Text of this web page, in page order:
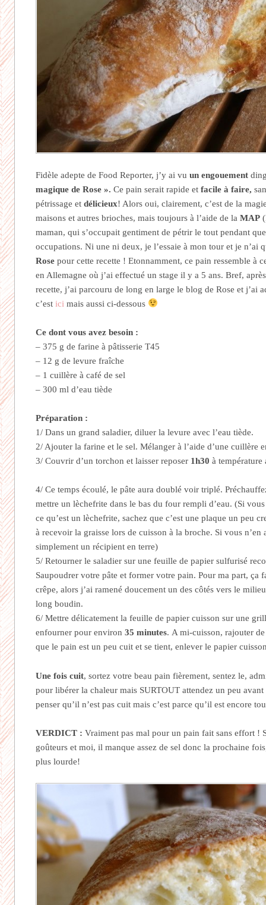
Fidèle adepte de Food Reporter, j’y ai vuun engouement
magique de Rose ». Ce pain serait rapide etfacile à faire,
pétrissage etdélicieux! Alors oui, clairement, c’est de la
maisons et autres brioches, mais toujours à l’aide de laMAP
maman, qui s’occupait gentiment de pétrir le tout pendant
occupations. Ni une ni deux, je l’essaie à mon tour et je n’ai
Rose pour cette recette ! Etonnamment, ce pain ressemble à
en Allemagne où j’ai effectué un stage il y a 5 ans. Bref,
recette, j’ai parcouru de long en large le blog de Rose et j’ai
c’est ici mais aussi ci-dessous
Ce dont vous avez besoin :
– 375 g de farine à pâtisserie T45
– 12 g de levure fraîche
– 1 cuillère à café de sel
– 300 ml d’eau tiède
Préparation :
1/ Dans un grand saladier, diluer la levure avec l’eau tiède.
2/ Ajouter la farine et le sel. Mélanger à l’aide d’une cuillère
3/ Couvrir d’un torchon et laisser reposer 1h30 à température
4/ Ce temps écoulé, le pâte aura doublé voir triplé.
mettre un lèchefrite dans le bas du four rempli d’eau. (Si
ce qu’est un lèchefrite, sachez que c’est une plaque un peu
à recevoir la graisse lors de cuisson à la broche. Si vous n’en
simplement un récipient en terre)
5/ Retourner le saladier sur une feuille de papier sulfurisé
Saupoudrer votre pâte et former votre pain. Pour ma part, ça
crêpe, alors j’ai ramené doucement un des côtés vers le
long boudin.
6/ Mettre délicatement la feuille de papier cuisson sur une
enfourner pour environ35 minutes. A mi-cuisson, rajouter
que le pain est un peu cuit et se tient, enlever le papier
Une fois cuit, sortez votre beau pain fièrement, sentez le,
pour libérer la chaleur mais SURTOUT attendez un peu
penser qu’il n’est pas cuit mais c’est parce qu’il est encore
VERDICT : Vraiment pas mal pour un pain fait sans effort !
goûteurs et moi, il manque assez de sel donc la prochaine
plus lourde!